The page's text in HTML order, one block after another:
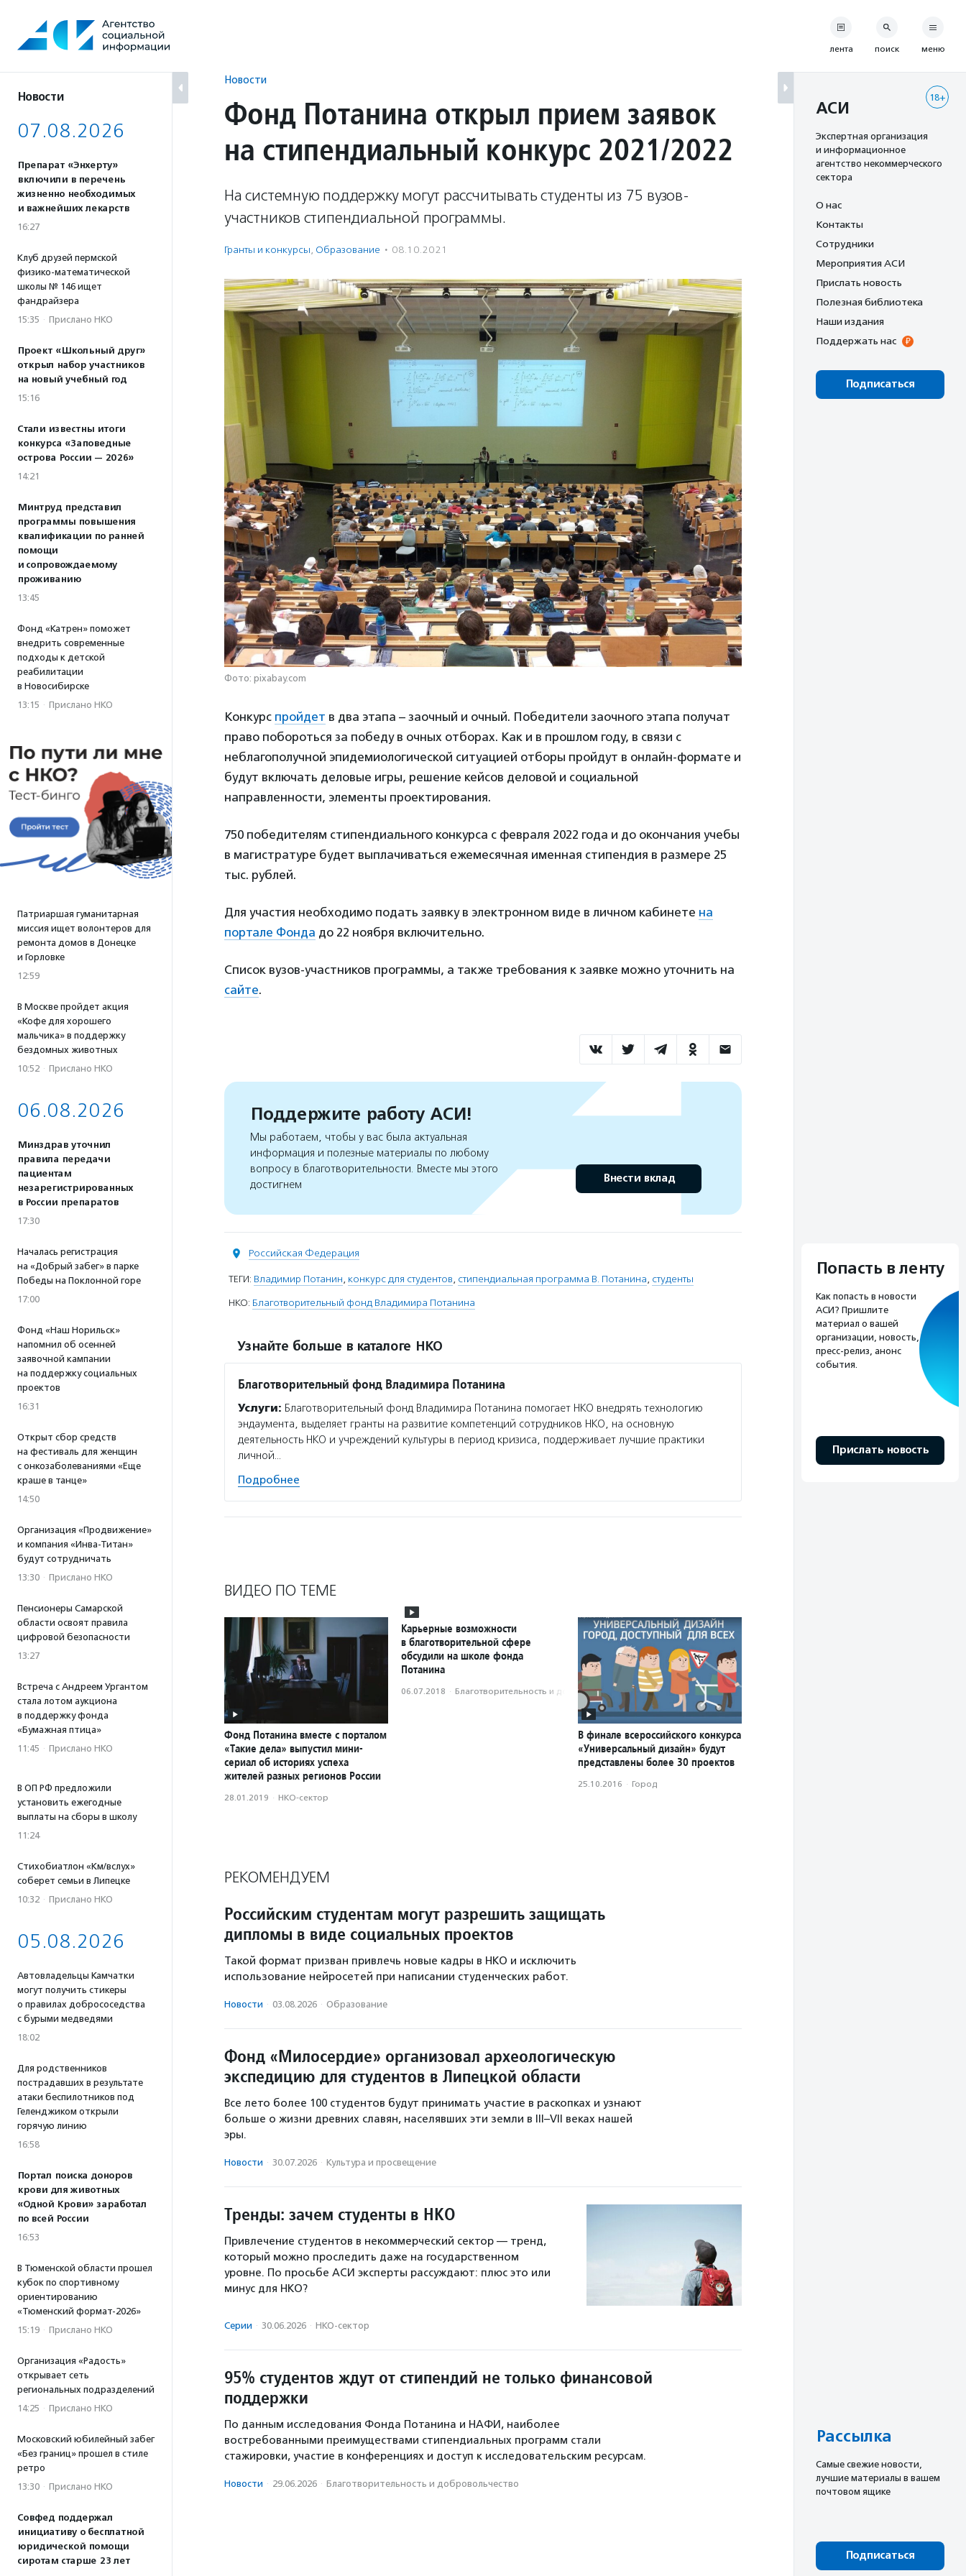
содержанию
Новости
07.08.2026
Препарат «Энхерту»
включили в перечень
жизненно необходимых
и важнейших лекарств
16:27
Клуб друзей пермской
физико-математической
школы № 146 ищет
фандрайзера
15:35 · Прислано НКО
Проект «Школьный друг»
открыл набор участников
на новый учебный год
15:16
Стали известны итоги
конкурса «Заповедные
острова России — 2026»
14:21
Минтруд представил
программы повышения
квалификации по ранней
помощи
и сопровождаемому
проживанию
13:45
Фонд «Катрен» поможет
внедрить современные
подходы к детской
реабилитации
в Новосибирске
13:15 · Прислано НКО
Патриаршая гуманитарная
миссия ищет волонтеров для
ремонта домов в Донецке
и Горловке
12:59
В Москве пройдет акция
«Кофе для хорошего
мальчика» в поддержку
бездомных животных
10:52 · Прислано НКО
06.08.2026
Минздрав уточнил
правила передачи
пациентам
незарегистрированных
в России препаратов
17:30
Началась регистрация
на «Добрый забег» в парке
Победы на Поклонной горе
17:00
Фонд «Наш Норильск»
напомнил об осенней
заявочной кампании
на поддержку социальных
проектов
16:31
Открыт сбор средств
на фестиваль для женщин
с онкозаболеваниями «Еще
краше в танце»
14:50
Организация «Продвижение»
и компания «Инва-Титан»
будут сотрудничать
13:30 · Прислано НКО
Пенсионеры Самарской
области освоят правила
цифровой безопасности
13:27
Встреча с Андреем Ургантом
стала лотом аукциона
в поддержку фонда
«Бумажная птица»
11:45 · Прислано НКО
В ОП РФ предложили
установить ежегодные
выплаты на сборы в школу
11:24
Стихобиатлон «Км/вслух»
соберет семьи в Липецке
10:32 · Прислано НКО
05.08.2026
Автовладельцы Камчатки
могут получить стикеры
о правилах добрососедства
с бурыми медведями
18:02
Для родственников
пострадавших в результате
атаки беспилотников под
Геленджиком открыли
горячую линию
16:58
Портал поиска доноров
крови для животных
«Одной Крови» заработал
по всей России
16:53
В Тюменской области прошел
кубок по спортивному
ориентированию
«Тюменский формат-2026»
15:19 · Прислано НКО
Организация «Радость»
открывает сеть
региональных подразделений
14:25 · Прислано НКО
Московский юбилейный забег
«Без границ» прошел в стиле
ретро
13:30 · Прислано НКО
Совфед поддержал
инициативу о бесплатной
юридической помощи
сиротам старше 23 лет
Новости
Фонд Потанина открыл прием заявок
на стипендиальный конкурс 2021/2022
На системную поддержку могут рассчитывать студенты из 75 вузов-
участников стипендиальной программы.
Гранты и конкурсы, Образование · 08.10.2021
Фото: pixabay.com
Конкурс пройдет в два этапа – заочный и очный. Победители заочного этапа получат
право побороться за победу в очных отборах. Как и в прошлом году, в связи с
неблагополучной эпидемиологической ситуацией отборы пройдут в онлайн-формате и
будут включать деловые игры, решение кейсов деловой и социальной
направленности, элементы проектирования.
750 победителям стипендиального конкурса с февраля 2022 года и до окончания учебы
в магистратуре будет выплачиваться ежемесячная именная стипендия в размере 25
тыс. рублей.
Для участия необходимо подать заявку в электронном виде в личном кабинете на
портале Фонда до 22 ноября включительно.
Список вузов-участников программы, а также требования к заявке можно уточнить на
сайте.
Поддержите работу АСИ!
Мы работаем, чтобы у вас была актуальная
информация и полезные материалы по любому
вопросу в благотворительности. Вместе мы этого
достигнем
Внести вклад
Российская Федерация
ТЕГИ: Владимир Потанин, конкурс для студентов, стипендиальная программа В. Потанина, студенты
НКО: Благотворительный фонд Владимира Потанина
Узнайте больше в каталоге НКО
Благотворительный фонд Владимира Потанина
Услуги: Благотворительный фонд Владимира Потанина помогает НКО внедрять технологию
эндаумента, выделяет гранты на развитие компетенций сотрудников НКО, на основную
деятельность НКО и учреждений культуры в период кризиса, поддерживает лучшие практики
личной…
Подробнее
ВИДЕО ПО ТЕМЕ
Фонд Потанина вместе с порталом
«Такие дела» выпустил мини-
сериал об историях успеха
жителей разных регионов России
28.01.2019 · НКО-сектор
Карьерные возможности
в благотворительной сфере
обсудили на школе фонда
Потанина
06.07.2018 · Благотвори­тель­ность и доброволь­чест­во
В финале всероссийского конкурса
«Универсальный дизайн» будут
представлены более 30 проектов
25.10.2016 · Город
РЕКОМЕНДУЕМ
Российским студентам могут разрешить защищать
дипломы в виде социальных проектов
Такой формат призван привлечь новые кадры в НКО и исключить
использование нейросетей при написании студенческих работ.
Новости · 03.08.2026 · Образование
Фонд «Милосердие» организовал археологическую
экспедицию для студентов в Липецкой области
Все лето более 100 студентов будут принимать участие в раскопках и узнают
больше о жизни древних славян, населявших эти земли в III–VII веках нашей
эры.
Новости · 30.07.2026 · Культура и просвещение
Тренды: зачем студенты в НКО
Привлечение студентов в некоммерческий сектор — тренд,
который можно проследить даже на государственном
уровне. По просьбе АСИ эксперты рассуждают: плюс это или
минус для НКО?
Серии · 30.06.2026 · НКО-сектор
95% студентов ждут от стипендий не только финансовой
поддержки
По данным исследования Фонда Потанина и НАФИ, наиболее
востребованными преимуществами стипендиальных программ стали
стажировки, участие в конференциях и доступ к исследовательским ресурсам.
Новости · 29.06.2026 · Благотвори­тель­ность и доброволь­чест­во
лента поиск меню
18+
АСИ
Экспертная организация
и информационное
агентство некоммерческого
сектора
О нас
Контакты
Сотрудники
Мероприятия АСИ
Прислать новость
Полезная библиотека
Наши издания
Поддержать нас
Подписаться
Попасть в ленту
Как попасть в новости
АСИ? Пришлите
материал о вашей
организации, новость,
пресс-релиз, анонс
события.
Прислать новость
Рассылка
Cамые свежие новости,
лучшие материалы в вашем
почтовом ящике
Подписаться